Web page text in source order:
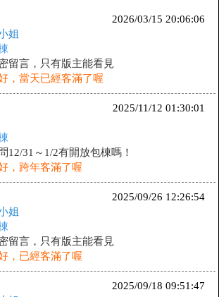
2026/03/15 20:06:06
姐
留言，只有版主能看見
，當天已經客滿了喔
2025/11/12 01:30:01
12/31～1/2有開放包棟嗎！
，跨年客滿了喔
2025/09/26 12:26:54
姐
留言，只有版主能看見
，已經客滿了喔
2025/09/18 09:51:47